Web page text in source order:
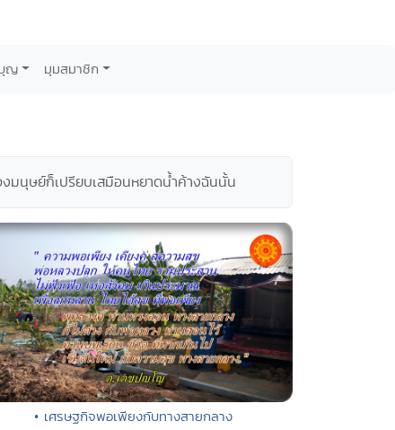
ญ มุมสมาชิก
มนุษย์ก็เปรียบเสมือนหยาดน้ำค้างฉันนั้น
• เศรษฐกิจพอเพียงกับทางสายกลาง